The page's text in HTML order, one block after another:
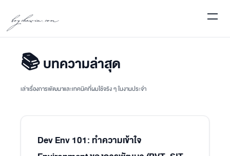
boychawin.com
📚 บทความล่าสุด
เล่าเรื่องการพัฒนาและเทคนิคที่ผมใช้จริง ๆ ในงานประจำ
Dev Env 101: ทำความเข้าใจ